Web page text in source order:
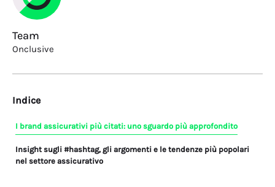
Team
Onclusive
Indice
I brand assicurativi più citati: uno sguardo più approfondito
Insight sugli #hashtag, gli argomenti e le tendenze più popolari
nel settore assicurativo